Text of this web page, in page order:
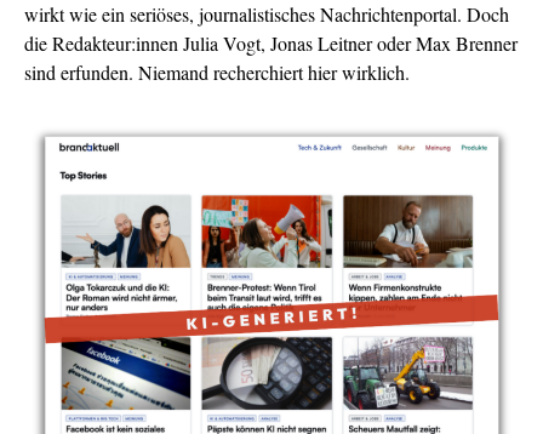
wirkt wie ein seriöses, journalistisches Nachrichtenportal. Doch
die Redakteur:innen Julia Vogt, Jonas Leitner oder Max Brenner
sind erfunden. Niemand recherchiert hier wirklich.